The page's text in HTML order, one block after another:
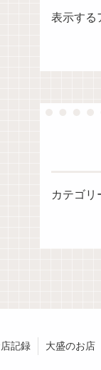
表示する
カテゴリ
記録 大盛のお店